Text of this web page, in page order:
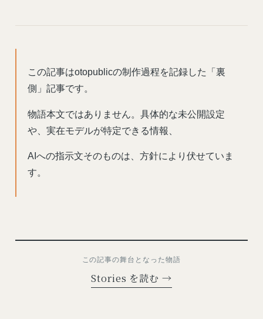
この記事はotopublicの制作過程を記録した「裏
側」記事です。
物語本文ではありません。具体的な未公開設定
や、実在モデルが特定できる情報、
AIへの指示文そのものは、方針により伏せていま
す。
この記事の舞台となった物語
Stories を読む →